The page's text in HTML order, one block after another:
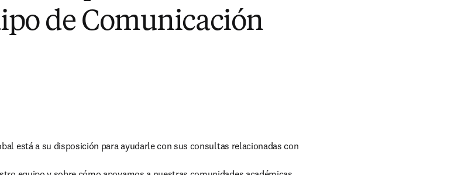
de Comunicación
está a su disposición para ayudarle con sus consultas relacionadas con